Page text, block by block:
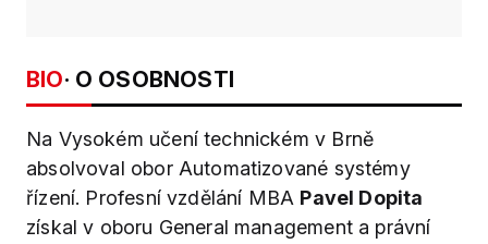
BIO· O OSOBNOSTI
Na Vysokém učení technickém v Brně
absolvoval obor Automatizované systémy
řízení. Profesní vzdělání MBA Pavel Dopita
získal v oboru General management a právní